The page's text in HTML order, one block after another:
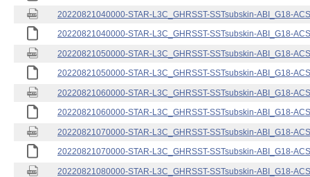
20220821040000-STAR-L3C_GHRSST-SSTsubskin-ABI_G18-
20220821040000-STAR-L3C_GHRSST-SSTsubskin-ABI_G18-
20220821050000-STAR-L3C_GHRSST-SSTsubskin-ABI_G18-
20220821050000-STAR-L3C_GHRSST-SSTsubskin-ABI_G18-
20220821060000-STAR-L3C_GHRSST-SSTsubskin-ABI_G18-
20220821060000-STAR-L3C_GHRSST-SSTsubskin-ABI_G18-
20220821070000-STAR-L3C_GHRSST-SSTsubskin-ABI_G18-
20220821070000-STAR-L3C_GHRSST-SSTsubskin-ABI_G18-
20220821080000-STAR-L3C_GHRSST-SSTsubskin-ABI_G18-